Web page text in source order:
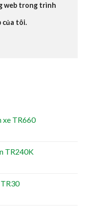
web trong trình
của tôi.
xe TR660
TR240K